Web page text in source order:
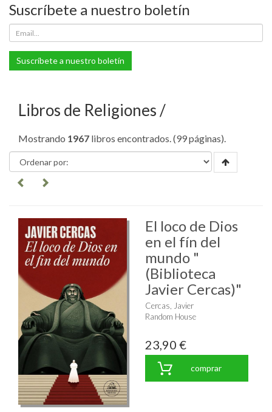
Suscríbete a nuestro boletín
Suscríbete a nuestro boletín
Libros de Religiones
Mostrando 1967 libros encontrados. (99 páginas).
El loco de Dios
en el fín del
mundo "
(Biblioteca
Javier Cercas)"
Cercas, Javier
Random House
23,90 €
comprar